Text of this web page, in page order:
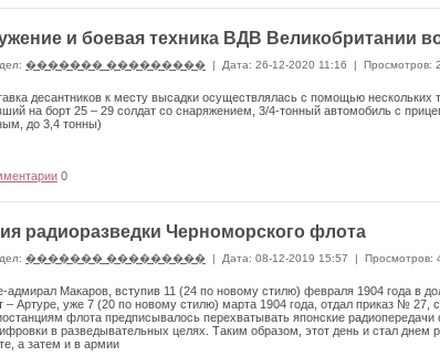
и боевая техника ВДВ Великобритании
������� ��������� | Дата: 26-12-2020 11:16 | Просмотров:
десантников к месту высадки осуществлялась с помощью
на борт 25 – 29 солдат со снаряжением, 3/4-тонный автомобиль с
до 3,4 тонны)
0
радиоразведки Черноморского флота
������� ��������� | Дата: 08-12-2019 15:57 | Просмотров:
адмирал Макаров, вступив 11 (24 по новому стилю) февраля 1904 года в
– Артуре, уже 7 (20 по новому стилю) марта 1904 года, отдал приказ № 27,
флота предписывалось перехватывать японские
в разведывательных целях. Таким образом, этот день и стал днем
а затем и в армии